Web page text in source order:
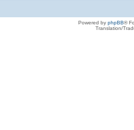
Powered by phpBB®
Translation/